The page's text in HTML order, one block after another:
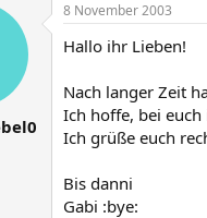
t
8 November 2003
Hallo ihr Lieben!
Nach langer Zeit
Ich hoffe, bei
Ich grüße euch
Bis danni
Gabi :bye: